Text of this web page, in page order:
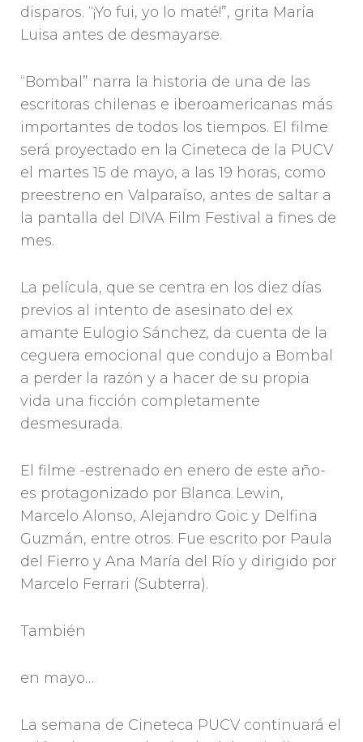
disparos. “¡Yo fui, yo lo maté!”, grita María
Luisa antes de desmayarse.
“Bombal” narra la historia de una de las
escritoras chilenas e iberoamericanas más
importantes de todos los tiempos. El filme
será proyectado en la Cineteca de la PUCV
el martes 15 de mayo, a las 19 horas, como
preestreno en Valparaíso, antes de saltar a
la pantalla del DIVA Film Festival a fines de
mes.
La película, que se centra en los diez días
previos al intento de asesinato del ex
amante Eulogio Sánchez, da cuenta de la
ceguera emocional que condujo a Bombal
a perder la razón y a hacer de su propia
vida una ficción completamente
desmesurada.
El filme -estrenado en enero de este año-
es protagonizado por Blanca Lewin,
Marcelo Alonso, Alejandro Goic y Delfina
Guzmán, entre otros. Fue escrito por Paula
del Fierro y Ana María del Río y dirigido por
Marcelo Ferrari (Subterra).
También
en mayo…
La semana de Cineteca PUCV continuará el